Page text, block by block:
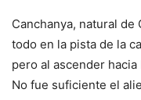
Canchanya, natural
todo en la pista de la
pero al ascender
No fue suficiente el